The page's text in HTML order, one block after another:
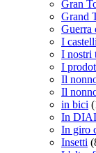
Gran
Grand
Guerra
I
I nostri
I
Il
Il
in bici
In
In giro
Insetti